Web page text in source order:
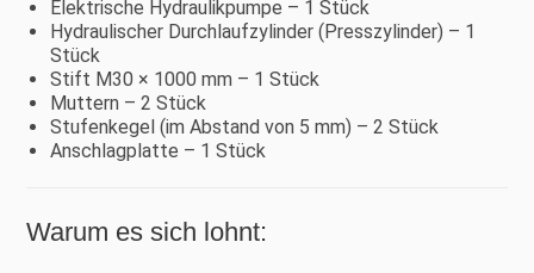
Elektrische Hydraulikpumpe – 1 Stück
Hydraulischer Durchlaufzylinder (Presszylinder) – 1
Stück
Stift M30 × 1000 mm – 1 Stück
Muttern – 2 Stück
Stufenkegel (im Abstand von 5 mm) – 2 Stück
Anschlagplatte – 1 Stück
Warum es sich lohnt: